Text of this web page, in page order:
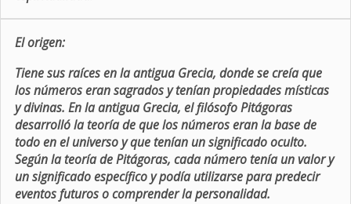
El origen:
Tiene sus raíces en la antigua Grecia, donde se creía que
los números eran sagrados y tenían propiedades místicas
y divinas. En la antigua Grecia, el filósofo Pitágoras
desarrolló la teoría de que los números eran la base de
todo en el universo y que tenían un significado oculto.
Según la teoría de Pitágoras, cada número tenía un valor y
un significado específico y podía utilizarse para predecir
eventos futuros o comprender la personalidad.